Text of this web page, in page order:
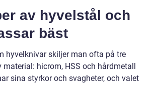
av hyvelstål och
bäst
hyvelknivar skiljer man ofta på tre
material: hicrom, HSS och hårdmetall
sina styrkor och svagheter, och valet